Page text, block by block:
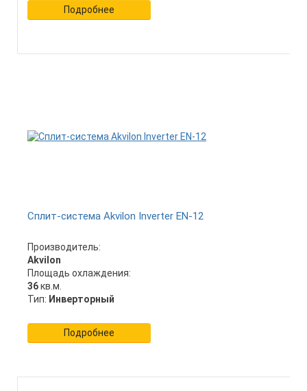
Подробнее
Сплит-система Akvilon Inverter EN-12
Производитель:
Akvilon
Площадь охлаждения:
36кв.м.
Тип: Инверторный
Подробнее